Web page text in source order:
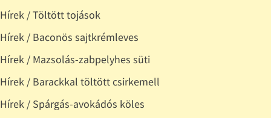
Hírek / Töltött tojások
Hírek / Baconös sajtkrémleves
Hírek / Mazsolás-zabpelyhes süti
Hírek / Barackkal töltött csirkemell
Hírek / Spárgás-avokádós köles